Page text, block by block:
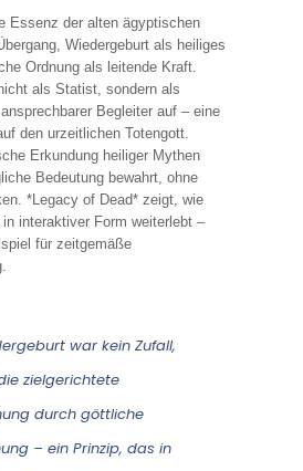
Essenz der alten ägyptischen
Wiedergeburt als heiliges
Ordnung als leitende Kraft.
als Statist, sondern als
Begleiter auf – eine
den urzeitlichen Totengott.
Erkundung heiliger Mythen
Bedeutung bewahrt, ohne
*Legacy of Dead* zeigt, wie
interaktiver Form weiterlebt –
für zeitgemäße
war kein Zufall,
zielgerichtete
durch göttliche
– ein Prinzip, das in